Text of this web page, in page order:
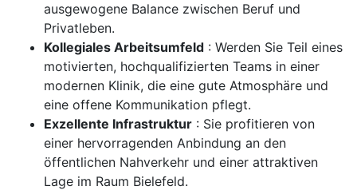
ausgewogene Balance zwischen Beruf und
Privatleben.
Kollegiales Arbeitsumfeld : Werden Sie Teil eines
motivierten, hochqualifizierten Teams in einer
modernen Klinik, die eine gute Atmosphäre und
eine offene Kommunikation pflegt.
Exzellente Infrastruktur : Sie profitieren von
einer hervorragenden Anbindung an den
öffentlichen Nahverkehr und einer attraktiven
Lage im Raum Bielefeld.